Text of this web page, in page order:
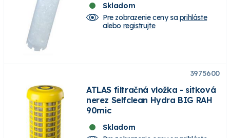
Skladom
Pre zobrazenie ceny saprihláste
alebo registrujte
3975600
ATLAS filtračná vložka - sitková
nerez Selfclean Hydra BIG RAH
90mic
Skladom